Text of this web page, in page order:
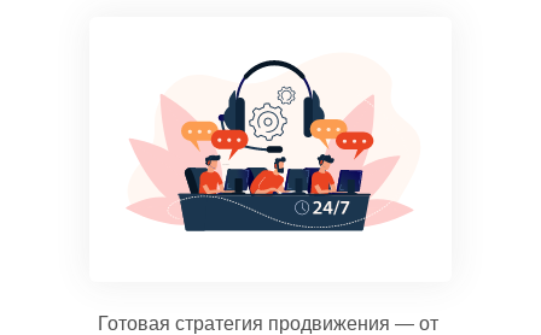
Готовая стратегия продвижения — от